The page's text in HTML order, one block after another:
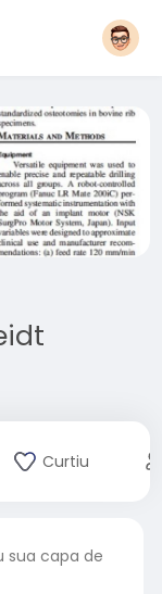
Curtiu
sua capa de